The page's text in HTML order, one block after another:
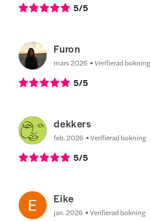
5/5
Furon
mars 2026 Verifierad bokning
5/5
dekkers
feb. 2026 Verifierad bokning
5/5
Eike
jan. 2026 Verifierad bokning